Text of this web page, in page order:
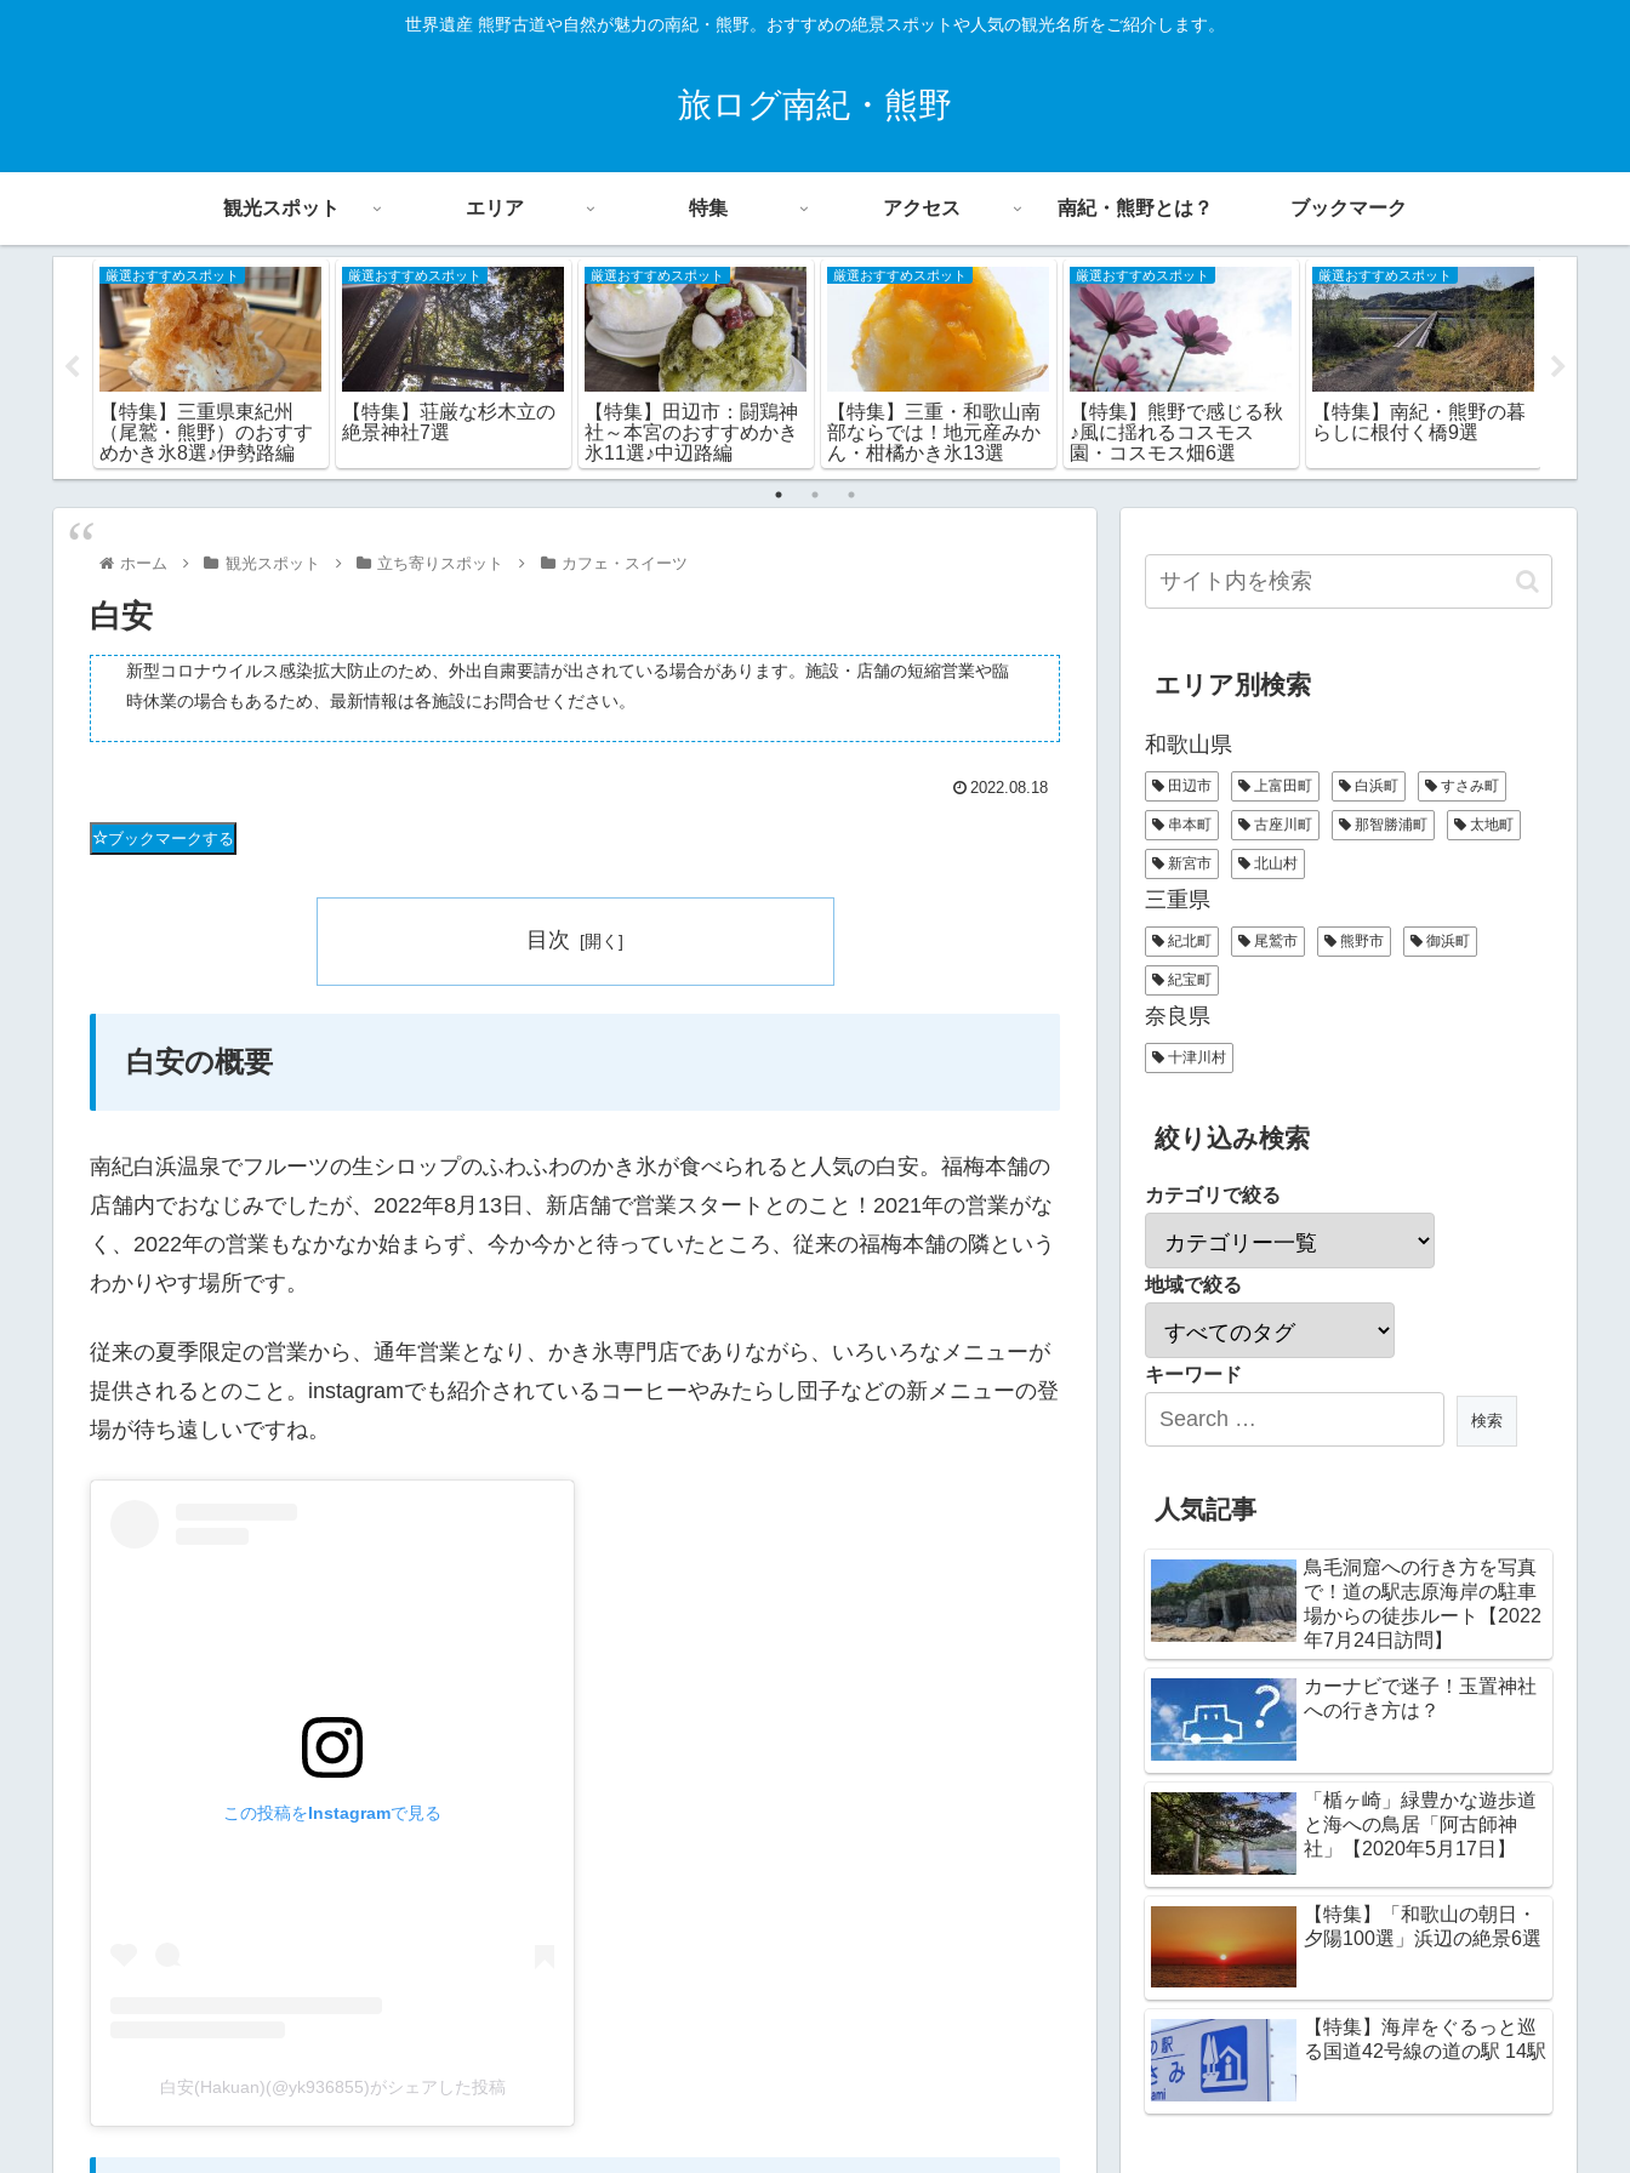
世界遺産 熊野古道や自然が魅力の南紀・熊野。おすすめの絶景スポットや人気の観光名所をご紹介します。
旅ログ南紀・熊野
観光スポット エリア 特集 アクセス 南紀・熊野とは？ ブックマーク
厳選おすすめスポット
【特集】三重県東紀州
（尾鷲・熊野）のおすす
めかき氷8選♪伊勢路編
厳選おすすめスポット
【特集】荘厳な杉木立の
絶景神社7選
厳選おすすめスポット
【特集】田辺市：闘鶏神
社～本宮のおすすめかき
氷11選♪中辺路編
厳選おすすめスポット
【特集】三重・和歌山南
部ならでは！地元産みか
ん・柑橘かき氷13選
厳選おすすめスポット
【特集】熊野で感じる秋
♪風に揺れるコスモス
園・コスモス畑6選
厳選おすすめスポット
【特集】南紀・熊野の暮
らしに根付く橋9選
ホーム 観光スポット 立ち寄りスポット カフェ・スイーツ
白安
新型コロナウイルス感染拡大防止のため、外出自粛要請が出されている場合があります。施設・店舗の短縮営業や臨
時休業の場合もあるため、最新情報は各施設にお問合せください。
2022.08.18
ブックマークする
目次
白安の概要
南紀白浜温泉でフルーツの生シロップのふわふわのかき氷が食べられると人気の白安。福梅本舗の
店舗内でおなじみでしたが、2022年8月13日、新店舗で営業スタートとのこと！2021年の営業がな
く、2022年の営業もなかなか始まらず、今か今かと待っていたところ、従来の福梅本舗の隣という
わかりやす場所です。
従来の夏季限定の営業から、通年営業となり、かき氷専門店でありながら、いろいろなメニューが
提供されるとのこと。instagramでも紹介されているコーヒーやみたらし団子などの新メニューの登
場が待ち遠しいですね。
この投稿をInstagramで見る
白安(Hakuan)(@yk936855)がシェアした投稿
エリア別検索
和歌山県
田辺市 上富田町 白浜町 すさみ町
串本町 古座川町 那智勝浦町 太地町
新宮市 北山村
三重県
紀北町 尾鷲市 熊野市 御浜町
紀宝町
奈良県
十津川村
絞り込み検索
カテゴリで絞る
地域で絞る
キーワード
人気記事
鳥毛洞窟への行き方を写真
で！道の駅志原海岸の駐車
場からの徒歩ルート【2022
年7月24日訪問】
カーナビで迷子！玉置神社
への行き方は？
「楯ヶ崎」緑豊かな遊歩道
と海への鳥居「阿古師神
社」【2020年5月17日】
【特集】「和歌山の朝日・
夕陽100選」浜辺の絶景6選
【特集】海岸をぐるっと巡
る国道42号線の道の駅 14駅